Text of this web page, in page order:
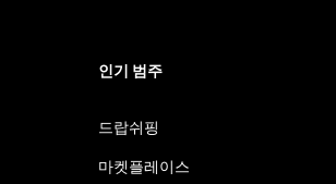
인기 범주
드랍쉬핑
마켓플레이스